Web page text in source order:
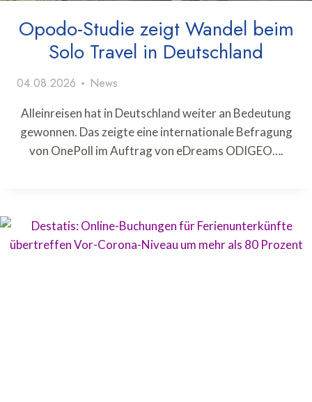
Opodo-Studie zeigt Wandel beim
Solo Travel in Deutschland
04.08.2026 News
Alleinreisen hat in Deutschland weiter an Bedeutung
gewonnen. Das zeigte eine internationale Befragung
von OnePoll im Auftrag von eDreams ODIGEO….